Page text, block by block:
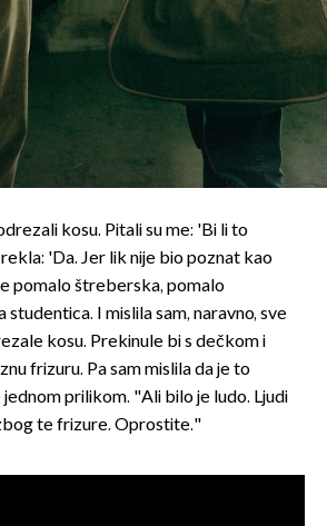
kosu. Pitali su me: 'Bi li to
'Da. Jer lik nije bio poznat kao
pomalo štreberska, pomalo
I mislila sam, naravno, sve
kosu. Prekinule bi s dečkom i
frizuru. Pa sam mislila da je to
jednom prilikom. "Ali bilo je ludo. Ljudi
te frizure. Oprostite."